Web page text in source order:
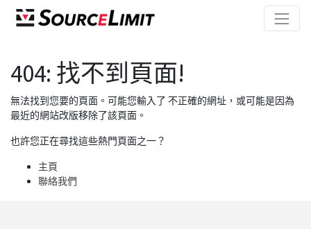
404: 找不到頁面!
無法找到您要的頁面。可能您輸入了 不正確的網址，或可能是因為
最近的網站改版移除了該頁面。
也許您正在尋找這些熱門頁面之一？
主頁
聯絡我們